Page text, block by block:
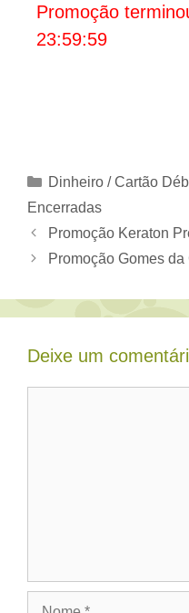
Promoção
23:59:59
Categorias
Dinheiro / Cartão
Encerradas
Promoção Keraton
Promoção Gomes
Deixe um